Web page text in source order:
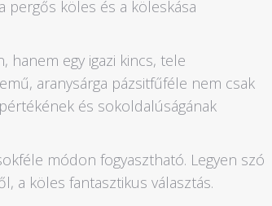
pergős köles és a köleskása
hanem egy igazi kincs, tele
aranysárga pázsitfűféle nem csak
és sokoldalúságának
módon fogyasztható. Legyen szó
a köles fantasztikus választás.